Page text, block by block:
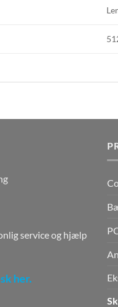
service og hjælp
her.